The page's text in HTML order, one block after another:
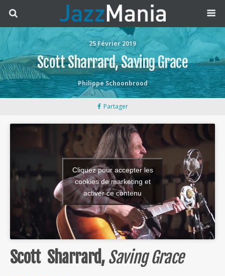
25 Février 2019
Scott Sharrard, Saving Grace
Philippe Schoonbrood
Partager
Cliquez pour accepter les
cookies de marketing et
activer ce contenu
Scott Sharrard, Saving Grace